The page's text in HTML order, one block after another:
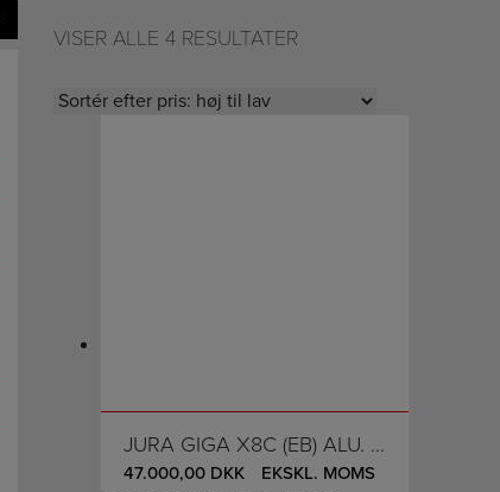
VISER ALLE 4 RESULTATER
JURA GIGA X8C (EB) ALU. BLACK, (200 KOPPER PR. DAG)
47.000,00 DKK
EKSKL. MOMS